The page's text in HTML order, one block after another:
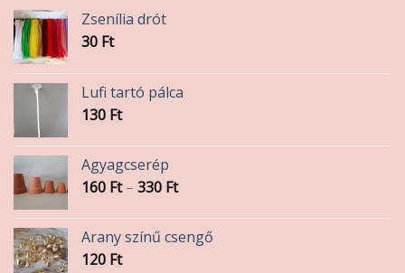
Zsenília drót
30 Ft
Lufi tartó pálca
130 Ft
Agyagcserép
160 Ft – 330 FtÁrtartomány:
-
330 Ft
Arany színű csengő
120 Ft